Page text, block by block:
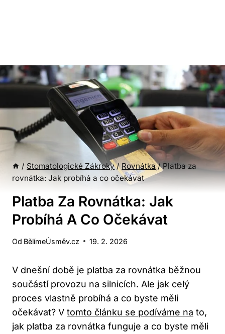
/ Stomatologické Zákroky / Rovnátka / Platba za
rovnátka: Jak probíhá a co očekávat
Platba Za Rovnátka: Jak
Probíhá A Co Očekávat
Od BělímeÚsměv.cz 19. 2. 2026
V dnešní době je platba za rovnátka běžnou
součástí provozu na silnicích. Ale jak celý
proces vlastně probíhá a co byste měli
očekávat? V tomto článku se podíváme na to,
jak platba za rovnátka funguje a co byste měli